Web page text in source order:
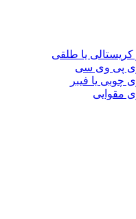
یا طلقی
پی وی سی
چوبی یا فیبر
مقوایی